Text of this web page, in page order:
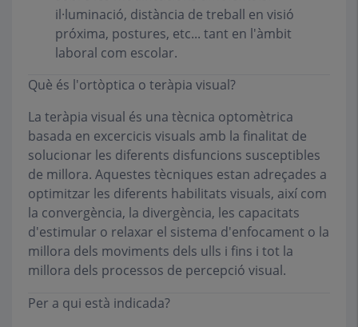
il·luminació, distància de treball en visió
próxima, postures, etc... tant en l'àmbit
laboral com escolar.
Què és l'ortòptica o teràpia visual?
La teràpia visual és una tècnica optomètrica
basada en excercicis visuals amb la finalitat de
solucionar les diferents disfuncions susceptibles
de millora. Aquestes tècniques estan adreçades a
optimitzar les diferents habilitats visuals, així com
la convergència, la divergència, les capacitats
d'estimular o relaxar el sistema d'enfocament o la
millora dels moviments dels ulls i fins i tot la
millora dels processos de percepció visual.
Per a qui està indicada?